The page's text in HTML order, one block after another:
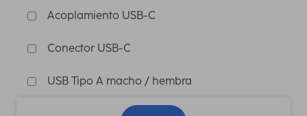
Acoplamiento USB-C
Conector USB-C
USB Tipo A macho / hembra